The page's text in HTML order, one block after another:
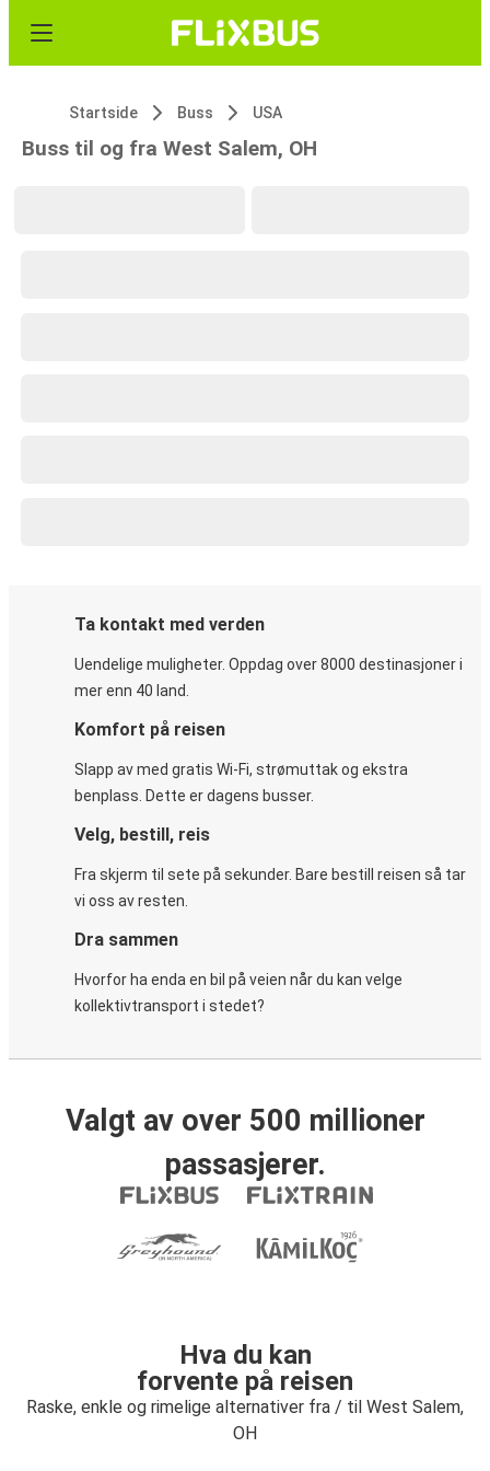
Startside Buss USA
Buss til og fra West Salem, OH
Ta kontakt med verden
Uendelige muligheter. Oppdag over 8000 destinasjoner i
mer enn 40 land.
Komfort på reisen
Slapp av med gratis Wi-Fi, strømuttak og ekstra
benplass. Dette er dagens busser.
Velg, bestill, reis
Fra skjerm til sete på sekunder. Bare bestill reisen så tar
vi oss av resten.
Dra sammen
Hvorfor ha enda en bil på veien når du kan velge
kollektivtransport i stedet?
Valgt av over 500 millioner
passasjerer.
Hva du kan
forvente på reisen
Raske, enkle og rimelige alternativer fra / til West Salem,
OH